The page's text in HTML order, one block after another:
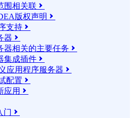
围相关联 
版权声明 
支持 
器 
器相关的主要任务 
集成插件 
应用程序服务器 
配置 
应用 
门 